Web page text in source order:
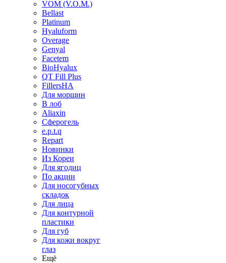
VOM (V.O.M.)
Bellast
Platinum
Hyaluform
Overage
Genyal
Facetem
BioHyalux
QT Fill Plus
FillersHA
Для морщин
В лоб
Aliaxin
Сферогель
e.p.t.q
Repart
Новинки
Из Кореи
Для ягодиц
По акции
Для носогубных
складок
Для лица
Для контурной
пластики
Для губ
Для кожи вокруг
глаз
Ещё